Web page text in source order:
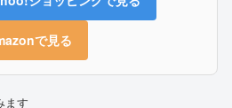
で見る
ます